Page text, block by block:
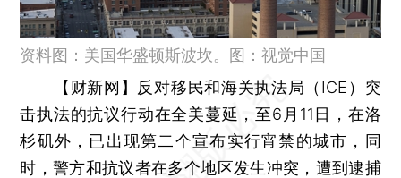
资料图：美国华盛顿斯波坎。图：视觉中国
【财新网】 反对移民和海关执法局（ICE）突
击执法的抗议行动在全美蔓延，至6月11日，在洛
杉矶外，已出现第二个宣布实行宵禁的城市，同
时，警方和抗议者在多个地区发生冲突，遭到逮捕